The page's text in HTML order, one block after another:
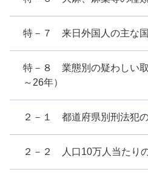
特－７ 来日外国人の主な
特－８ 業態別の疑わしい
～26年）
２－１ 都道府県別刑法犯
２－２ 人口10万人当たり